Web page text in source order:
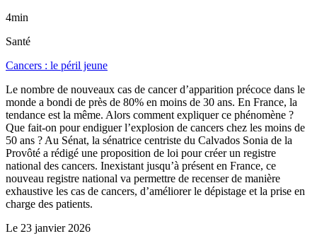
4min
Santé
Cancers : le péril jeune
Le nombre de nouveaux cas de cancer d’apparition précoce dans le
monde a bondi de près de 80% en moins de 30 ans. En France, la
tendance est la même. Alors comment expliquer ce phénomène ?
Que fait-on pour endiguer l’explosion de cancers chez les moins de
50 ans ? Au Sénat, la sénatrice centriste du Calvados Sonia de la
Provôté a rédigé une proposition de loi pour créer un registre
national des cancers. Inexistant jusqu’à présent en France, ce
nouveau registre national va permettre de recenser de manière
exhaustive les cas de cancers, d’améliorer le dépistage et la prise en
charge des patients.
Le 23 janvier 2026